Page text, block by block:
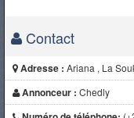
Contact
Adresse : Ariana , La
Annonceur : Chedly